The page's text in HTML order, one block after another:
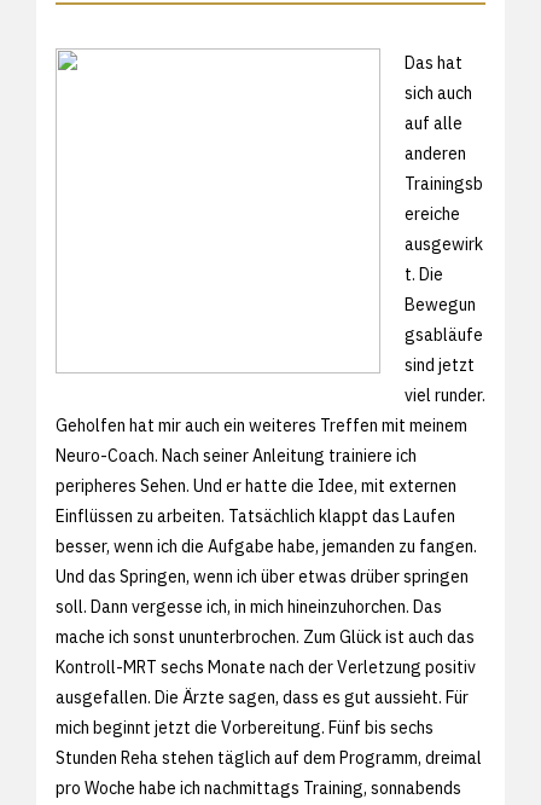
Das hat
sich auch
auf alle
anderen
Trainingsb
ereiche
ausgewirk
t. Die
Bewegun
gsabläufe
sind jetzt
viel runder.
Geholfen hat mir auch ein weiteres Treffen mit meinem
Neuro-Coach. Nach seiner Anleitung trainiere ich
peripheres Sehen. Und er hatte die Idee, mit externen
Einflüssen zu arbeiten. Tatsächlich klappt das Laufen
besser, wenn ich die Aufgabe habe, jemanden zu fangen.
Und das Springen, wenn ich über etwas drüber springen
soll. Dann vergesse ich, in mich hineinzuhorchen. Das
mache ich sonst ununterbrochen. Zum Glück ist auch das
Kontroll-MRT sechs Monate nach der Verletzung positiv
ausgefallen. Die Ärzte sagen, dass es gut aussieht. Für
mich beginnt jetzt die Vorbereitung. Fünf bis sechs
Stunden Reha stehen täglich auf dem Programm, dreimal
pro Woche habe ich nachmittags Training, sonnabends